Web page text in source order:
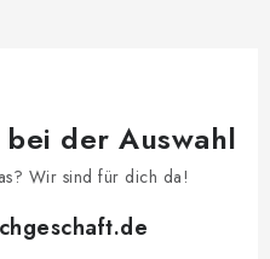
der Auswahl
Wir sind für dich da!